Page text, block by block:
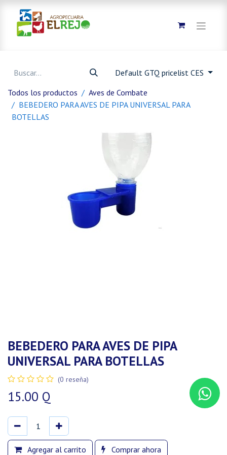
Default GTQ pricelist CES
Todos los productos
Aves de Combate
BEBEDERO PARA AVES DE PIPA UNIVERSAL PARA
BOTELLAS
BEBEDERO PARA AVES DE PIPA
UNIVERSAL PARA BOTELLAS
(0 reseña)
15.00 Q
Agregar al carrito Comprar ahora